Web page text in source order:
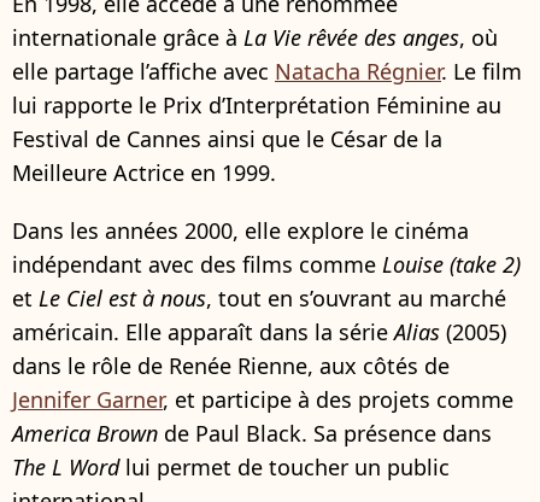
internationale grâce à La Vie rêvée des anges, où
elle partage l’affiche avec Natacha Régnier. Le film
lui rapporte le Prix d’Interprétation Féminine au
Festival de Cannes ainsi que le César de la
Meilleure Actrice en 1999.
Dans les années 2000, elle explore le cinéma
indépendant avec des films comme Louise (take 2)
et Le Ciel est à nous, tout en s’ouvrant au marché
américain. Elle apparaît dans la sérieAlias (2005)
dans le rôle de Renée Rienne, aux côtés de
Jennifer Garner, et participe à des projets comme
America Brown de Paul Black. Sa présence dans
The L Wordlui permet de toucher un public